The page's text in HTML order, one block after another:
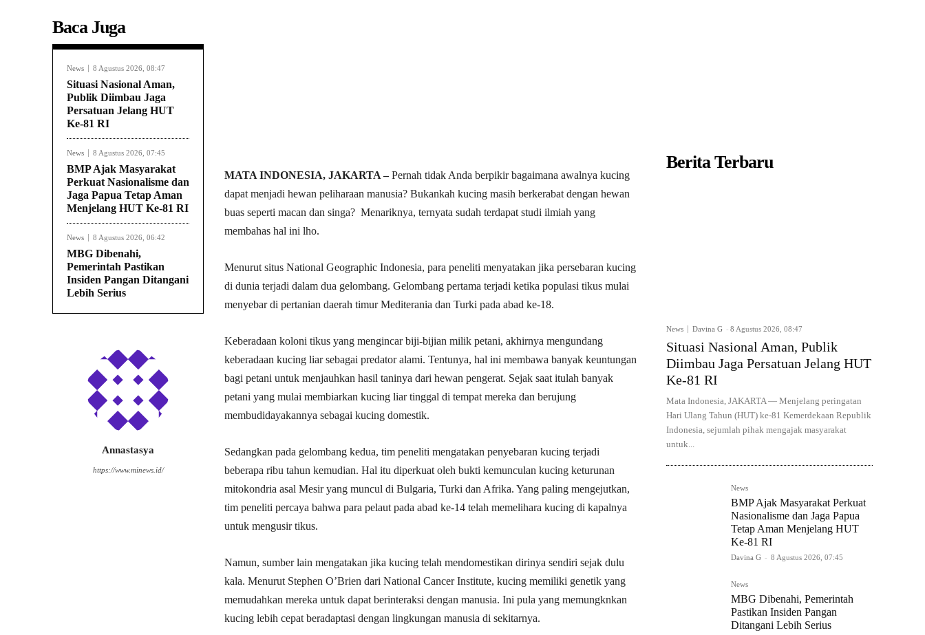
Baca Juga
News 8 Agustus 2026, 08:47
Situasi Nasional Aman,
Publik Diimbau Jaga
Persatuan Jelang HUT
Ke-81 RI
News 8 Agustus 2026, 07:45
BMP Ajak Masyarakat
Perkuat Nasionalisme dan
Jaga Papua Tetap Aman
Menjelang HUT Ke-81 RI
News 8 Agustus 2026, 06:42
MBG Dibenahi,
Pemerintah Pastikan
Insiden Pangan Ditangani
Lebih Serius
Annastasya
https://www.minews.id/
MATA INDONESIA, JAKARTA –Pernah tidak Anda berpikir bagaimana awalnya kucing
dapat menjadi hewan peliharaan manusia? Bukankah kucing masih berkerabat dengan hewan
buas seperti macan dan singa? Menariknya, ternyata sudah terdapat studi ilmiah yang
membahas hal ini lho.
Menurut situs National Geographic Indonesia, para peneliti menyatakan jika persebaran kucing
di dunia terjadi dalam dua gelombang. Gelombang pertama terjadi ketika populasi tikus mulai
menyebar di pertanian daerah timur Mediterania dan Turki pada abad ke-18.
Keberadaan koloni tikus yang mengincar biji-bijian milik petani, akhirnya mengundang
keberadaan kucing liar sebagai predator alami. Tentunya, hal ini membawa banyak keuntungan
bagi petani untuk menjauhkan hasil taninya dari hewan pengerat. Sejak saat itulah banyak
petani yang mulai membiarkan kucing liar tinggal di tempat mereka dan berujung
membudidayakannya sebagai kucing domestik.
Sedangkan pada gelombang kedua, tim peneliti mengatakan penyebaran kucing terjadi
beberapa ribu tahun kemudian. Hal itu diperkuat oleh bukti kemunculan kucing keturunan
mitokondria asal Mesir yang muncul di Bulgaria, Turki dan Afrika. Yang paling mengejutkan,
tim peneliti percaya bahwa para pelaut pada abad ke-14 telah memelihara kucing di kapalnya
untuk mengusir tikus.
Namun, sumber lain mengatakan jika kucing telah mendomestikan dirinya sendiri sejak dulu
kala. Menurut Stephen O’Brien dari National Cancer Institute, kucing memiliki genetik yang
memudahkan mereka untuk dapat berinteraksi dengan manusia. Ini pula yang memungknkan
kucing lebih cepat beradaptasi dengan lingkungan manusia di sekitarnya.
Berita Terbaru
News Davina G - 8 Agustus 2026, 08:47
Situasi Nasional Aman, Publik
Diimbau Jaga Persatuan Jelang HUT
Ke-81 RI
Mata Indonesia, JAKARTA — Menjelang peringatan
Hari Ulang Tahun (HUT) ke-81 Kemerdekaan Republik
Indonesia, sejumlah pihak mengajak masyarakat
untuk...
News
BMP Ajak Masyarakat Perkuat
Nasionalisme dan Jaga Papua
Tetap Aman Menjelang HUT
Ke-81 RI
Davina G - 8 Agustus 2026, 07:45
News
MBG Dibenahi, Pemerintah
Pastikan Insiden Pangan
Ditangani Lebih Serius